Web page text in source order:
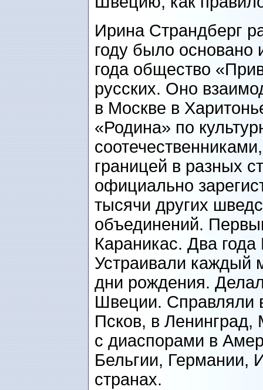
Ирина Страндберг
году было основано
года общество
русских. Оно
в Москве в
«Родина» по
границей в разных
официально
тысячи других
объединений.
Караникас. Два
Устраивали каждый
дни рождения.
Швеции. Справляли
Псков, в Ленинград,
с диаспорами в
Бельгии, Германии,
странах.